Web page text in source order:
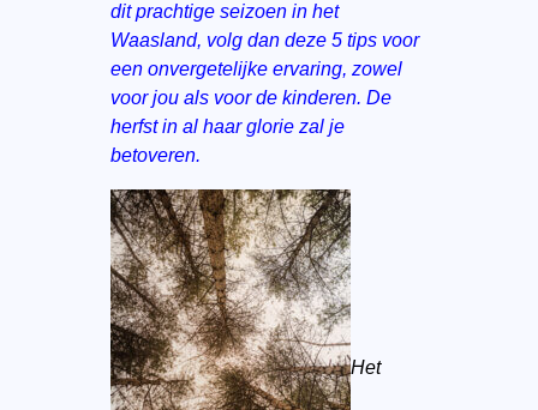
dit prachtige seizoen in het
Waasland, volg dan deze 5 tips voor
een onvergetelijke ervaring, zowel
voor jou als voor de kinderen. De
herfst in al haar glorie zal je
betoveren.
Het